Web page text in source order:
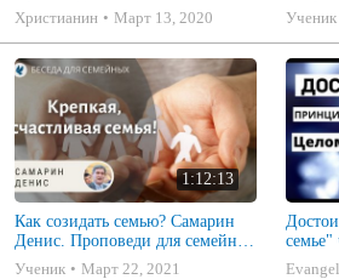
Христианин
Март 13, 2020
Ученик
1:12:13
Как созидать семью? Самарин
Денис. Проповеди для семейных
МСЦ ЕХБ
Ученик Март 22, 2021
семье" часть